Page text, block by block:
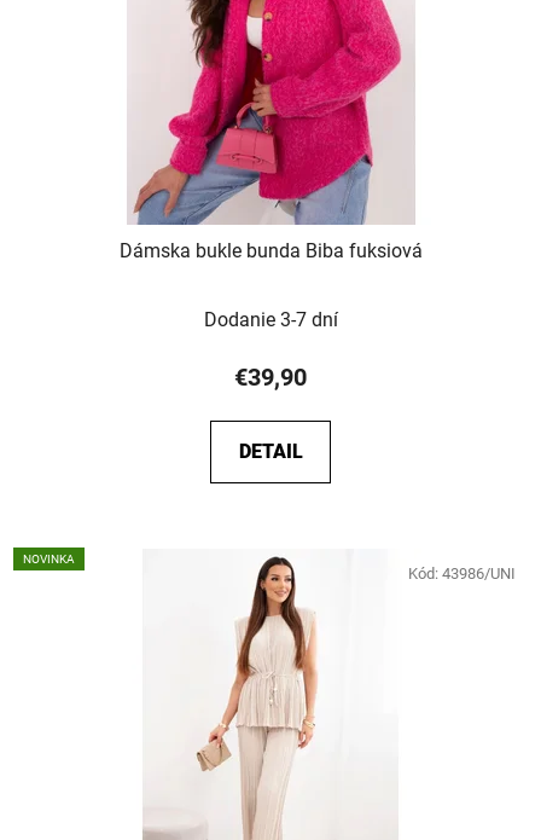
Dámska bukle bunda Biba fuksiová
Dodanie 3-7 dní
€39,90
DETAIL
NOVINKA
Kód: 43986/UNI